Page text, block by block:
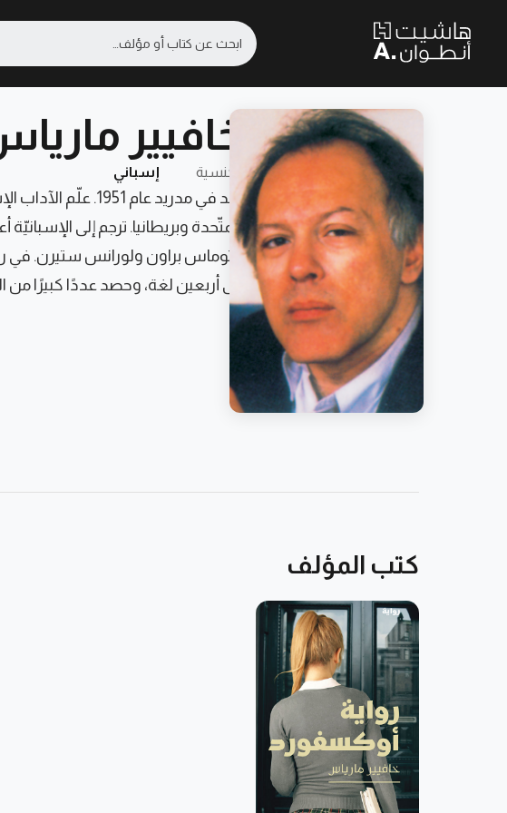
خافيير
الجنسية إسباني
وُلد في مدريد عام
المتّحدة وبريطانيا. ترجم إلى
وتوماس براون ولورانس ستيرن. في
إلى أربعين لغة، وحصد عددًا كبيرًا من
كتب المؤلف